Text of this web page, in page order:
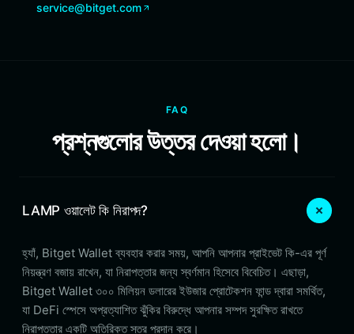
service@bitget.com
FAQ
প্রশ্নগুলোর উত্তর দেওয়া হলো।
LAMP ওয়ালেট কি নিরাপদ?
হ্যাঁ, Bitget Wallet ব্যবহার করার সময়, আপনি আপনার প্রাইভেট কি-এর পূর্ণ
নিয়ন্ত্রণ বজায় রাখেন, যা নিরাপত্তার জন্য স্বর্ণমান হিসেবে বিবেচিত। এছাড়া,
Bitget Wallet ৩০০ মিলিয়ন ডলারের ইউজার প্রোটেকশন ফান্ড দ্বারা সমর্থিত,
যা DeFi স্পেসে অপ্রত্যাশিত ঝুঁকির বিরুদ্ধে আপনার সম্পদ সুরক্ষিত রাখতে
নিরাপত্তার একটি অতিরিক্ত স্তর প্রদান করে।